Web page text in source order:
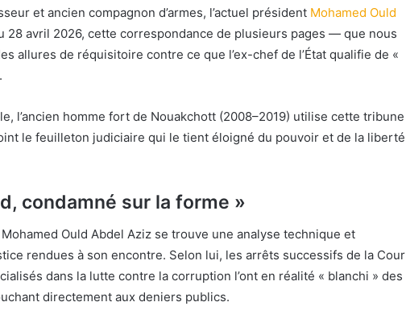
et ancien compagnon d’armes, l’actuel président Mohamed Ould
28 avril 2026, cette correspondance de plusieurs pages — que nous
allures de réquisitoire contre ce que l’ex-chef de l’État qualifie de «
l’ancien homme fort de Nouakchott (2008–2019) utilise cette tribune
le feuilleton judiciaire qui le tient éloigné du pouvoir et de la liberté
condamné sur la forme »
Ould Abdel Aziz se trouve une analyse technique et
rendues à son encontre. Selon lui, les arrêts successifs de la Cour
dans la lutte contre la corruption l’ont en réalité « blanchi » des
directement aux deniers publics.